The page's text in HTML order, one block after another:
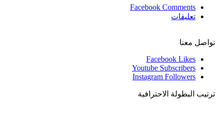
Facebook Comments
تعليقات
تواصل معنا
Facebook Likes
Youtube Subscribers
Instagram Followers
ترتيب البطولة الاحترافية